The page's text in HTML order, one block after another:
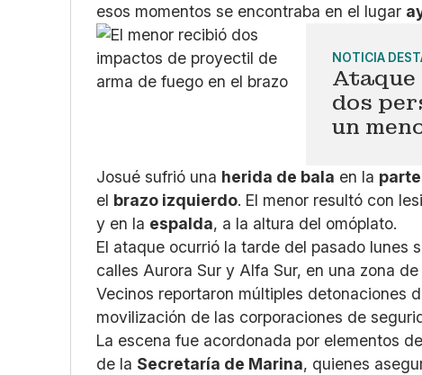
esos momentos se encontraba en el lugar
NOTICIA
Ataque
dos
un
Josué sufrió una herida de bala en la
el brazo izquierdo. El menor resultó con
y en la espalda, a la altura del omóplato.
El ataque ocurrió la tarde del pasado lunes
calles Aurora Sur y Alfa Sur, en una zona
Vecinos reportaron múltiples detonaciones
movilización de las corporaciones de
La escena fue acordonada por elementos
de la Secretaría de Marina, quienes